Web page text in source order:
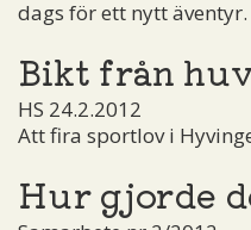
dags för ett nytt äventyr.
Bikt från
HS 24.2.2012
Att fira sportlov i
Hur gjorde